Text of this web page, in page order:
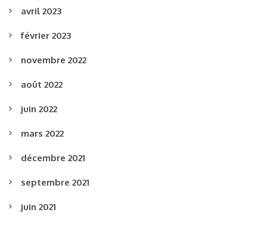
avril 2023
février 2023
novembre 2022
août 2022
juin 2022
mars 2022
décembre 2021
septembre 2021
juin 2021